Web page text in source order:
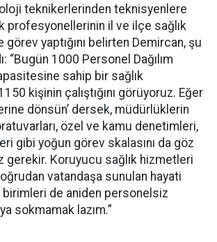
teknikerlerinden teknisyenlere
profesyonellerinin il ve ilçe sağlık
yaptığını belirten Demircan, şu
“Bugün 1000 Personel Dağılım
sahip bir sağlık
kişinin çalıştığını görüyoruz. Eğer
dönsün’ dersek, müdürlüklerin
özel ve kamu denetimleri,
gibi yoğun görev skalasını da göz
gerekir. Koruyucu sağlık hizmetleri
vatandaşa sunulan hayati
birimleri de aniden personelsiz
sokmamak lazım.”